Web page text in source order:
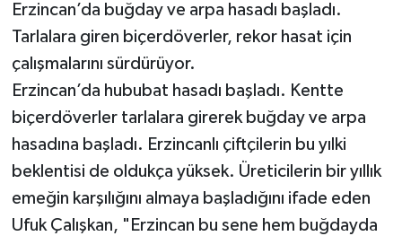
Erzincan’da buğday ve arpa hasadı başladı.
Tarlalara giren biçerdöverler, rekor hasat için
çalışmalarını sürdürüyor.
Erzincan’da hububat hasadı başladı. Kentte
biçerdöverler tarlalara girerek buğday ve arpa
hasadına başladı. Erzincanlı çiftçilerin bu yılki
beklentisi de oldukça yüksek. Üreticilerin bir yıllık
emeğin karşılığını almaya başladığını ifade eden
Ufuk Çalışkan, "Erzincan bu sene hem buğdayda
SPOR
TEKNOLOJİ